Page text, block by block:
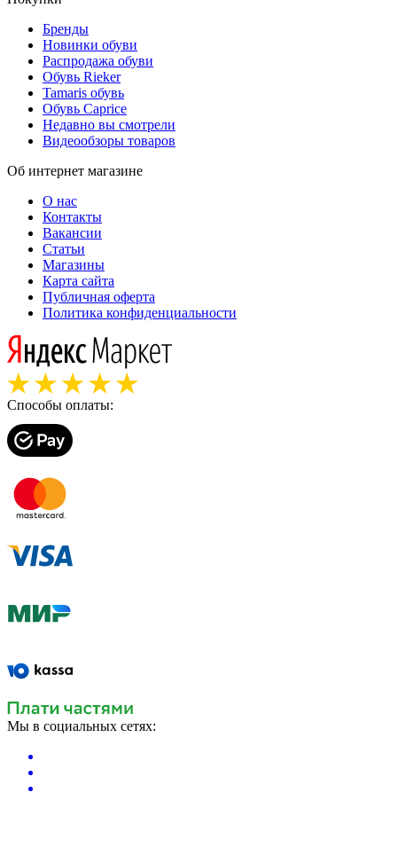
Бренды
Новинки обуви
Распродажа обуви
Обувь Rieker
Tamaris обувь
Обувь Caprice
Недавно вы смотрели
Видеообзоры товаров
Об интернет магазине
О нас
Контакты
Вакансии
Статьи
Магазины
Карта сайта
Публичная оферта
Политика конфиденциальности
Способы оплаты:
Мы в социальных сетях: